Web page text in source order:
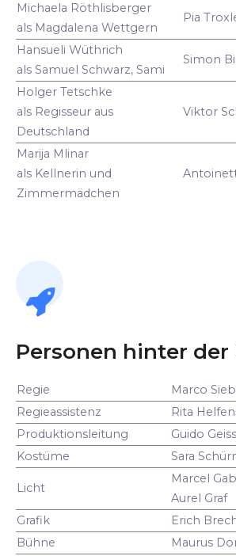
Michaela Röthlisberger
als Magdalena Wettgern
Pia
Hansueli Wüthrich
als Samuel Schwarz, Sami
Simon
Holger Tetschke
als Regisseur aus
Deutschland
Viktor
Marija Mlinar
als Kellnerin und
Zimmermädchen
Personen hinter der
Regie
Marco
Regieassistenz
Rita
Produktionsleitung
Guido
Kostüme
Sara
Licht
Marcel
Aurel Graf
Grafik
Erich
Bühne
Maurus